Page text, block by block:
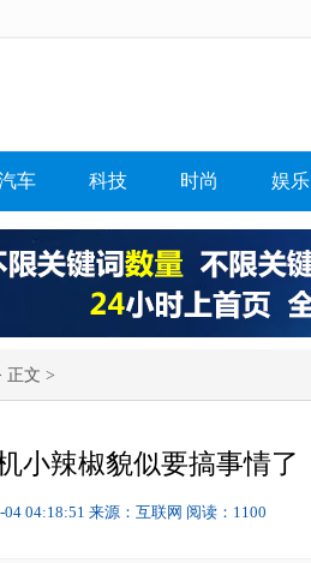
车 科技 时尚 娱乐
正文 >
小辣椒貌似要搞事情了
04 04:18:51 来源：互联网 阅读：1100